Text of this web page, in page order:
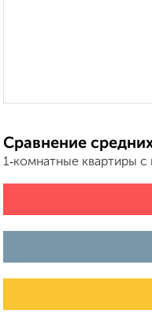
Сравнение
1‑комнатные квартиры